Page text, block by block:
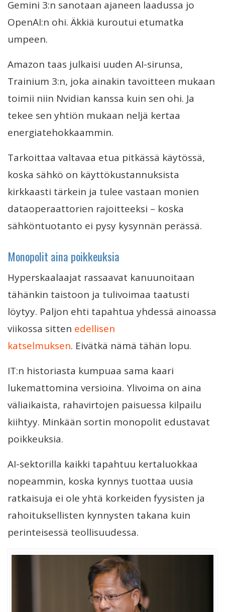
Gemini 3:n sanotaan ajaneen laadussa jo
OpenAI:n ohi. Äkkiä kuroutui etumatka
umpeen.
Amazon taas julkaisi uuden AI-sirunsa,
Trainium 3:n, joka ainakin tavoitteen mukaan
toimii niin Nvidian kanssa kuin sen ohi. Ja
tekee sen yhtiön mukaan neljä kertaa
energiatehokkaammin.
Tarkoittaa valtavaa etua pitkässä käytössä,
koska sähkö on käyttökustannuksista
kirkkaasti tärkein ja tulee vastaan monien
dataoperaattorien rajoitteeksi – koska
sähköntuotanto ei pysy kysynnän perässä.
Monopolit aina poikkeuksia
Hyperskaalaajat rassaavat kanuunoitaan
tähänkin taistoon ja tulivoimaa taatusti
löytyy. Paljon ehti tapahtua yhdessä ainoassa
viikossa sitten edellisen
katselmuksen. Eivätkä nämä tähän lopu.
IT:n historiasta kumpuaa sama kaari
lukemattomina versioina. Ylivoima on aina
väliaikaista, rahavirtojen paisuessa kilpailu
kiihtyy. Minkään sortin monopolit edustavat
poikkeuksia.
AI-sektorilla kaikki tapahtuu kertaluokkaa
nopeammin, koska kynnys tuottaa uusia
ratkaisuja ei ole yhtä korkeiden fyysisten ja
rahoituksellisten kynnysten takana kuin
perinteisessä teollisuudessa.